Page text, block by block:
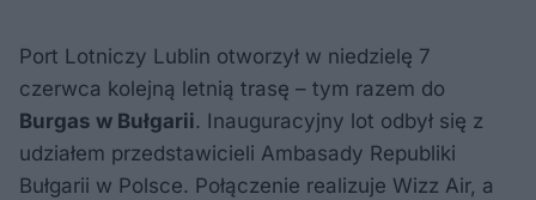
Port Lotniczy Lublin otworzył w niedzielę 7
czerwca kolejną letnią trasę – tym razem do
Burgas w Bułgarii. Inauguracyjny lot odbył się z
udziałem przedstawicieli Ambasady Republiki
Bułgarii w Polsce. Połączenie realizuje Wizz Air, a